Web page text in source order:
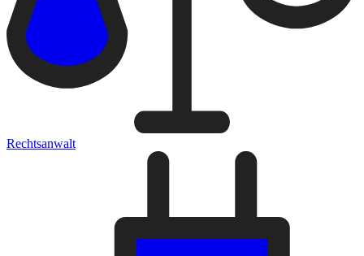
Rechtsanwalt